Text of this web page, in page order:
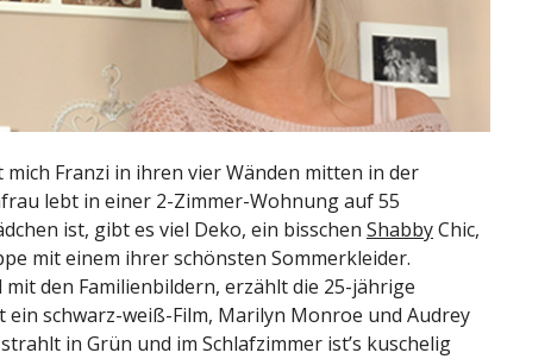
Franzi in ihren vier Wänden mitten in der
lebt in einer 2-Zimmer-Wohnung auf 55
ist, gibt es viel Deko, ein bisschen ShabbyChic,
mit einem ihrer schönsten Sommerkleider.
den Familienbildern, erzählt die 25-jährige
schwarz-weiß-Film, Marilyn Monroe und Audrey
in Grün und im Schlafzimmer ist’s kuschelig